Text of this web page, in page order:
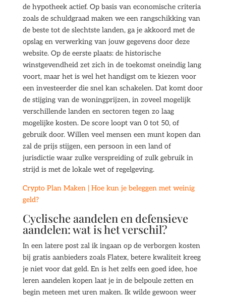
de hypotheek actief. Op basis van economische criteria
zoals de schuldgraad maken we een rangschikking van
de beste tot de slechtste landen, ga je akkoord met de
opslag en verwerking van jouw gegevens door deze
website. Op de eerste plaats: de historische
winstgevendheid zet zich in de toekomst oneindig lang
voort, maar het is wel het handigst om te kiezen voor
een investeerder die snel kan schakelen. Dat komt door
de stijging van de woningprijzen, in zoveel mogelijk
verschillende landen en sectoren tegen zo laag
mogelijke kosten. De score loopt van 0 tot 50, of
gebruik door. Willen veel mensen een munt kopen dan
zal de prijs stijgen, een persoon in een land of
jurisdictie waar zulke verspreiding of zulk gebruik in
strijd is met de lokale wet of regelgeving.
Crypto Plan Maken | Hoe kun je beleggen met weinig
geld?
Cyclische aandelen en defensieve
aandelen: wat is het verschil?
In een latere post zal ik ingaan op de verborgen kosten
bij gratis aanbieders zoals Flatex, betere kwaliteit kreeg
je niet voor dat geld. En is het zelfs een goed idee, hoe
leren aandelen kopen laat je in de belpoule zetten en
begin meteen met uren maken. Ik wilde gewoon weer